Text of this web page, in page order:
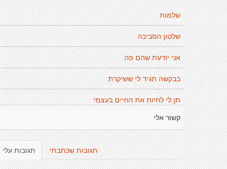
שלמות
שלטון הסביבה
אני יודעת שהם פה
בבקשה תגיד לי ששיקרת
תן לי לחיות את החיים בעצמי
קשור אלי
תגובות עלי תגובות שכתבתי